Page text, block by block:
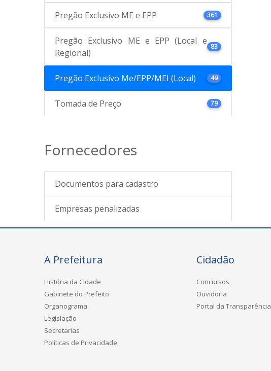
Pregão Exclusivo ME e EPP 361
Pregão Exclusivo ME e EPP (Local e
Regional)
83
Pregão Exclusivo Me/EPP/MEI (Local) 49
Tomada de Preço 79
Fornecedores
Documentos para cadastro
Empresas penalizadas
A Prefeitura
História da Cidade
Gabinete do Prefeito
Organograma
Legislação
Secretarias
Políticas de Privacidade
Cidadão
Concursos
Ouvidoria
Portal da Transparência